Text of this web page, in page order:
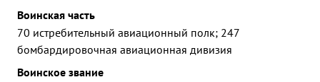
Воинская часть
70 истребительный авиационный полк; 247
бомбардировочная авиационная дивизия
Воинское звание